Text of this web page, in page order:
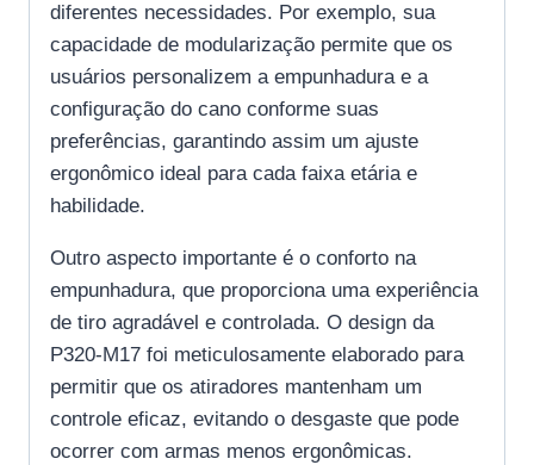
diferentes necessidades. Por exemplo, sua
capacidade de modularização permite que os
usuários personalizem a empunhadura e a
configuração do cano conforme suas
preferências, garantindo assim um ajuste
ergonômico ideal para cada faixa etária e
habilidade.
Outro aspecto importante é o conforto na
empunhadura, que proporciona uma experiência
de tiro agradável e controlada. O design da
P320-M17 foi meticulosamente elaborado para
permitir que os atiradores mantenham um
controle eficaz, evitando o desgaste que pode
ocorrer com armas menos ergonômicas.